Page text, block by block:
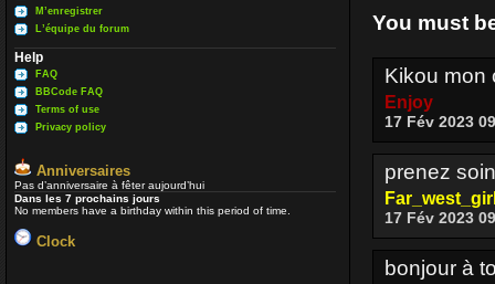
M’enregistrer
L’équipe du forum
Help
FAQ
BBCode FAQ
Terms of use
Privacy policy
Anniversaires
Pas d’anniversaire à fêter aujourd’hui
Dans les 7 prochains jours
No members have a birthday within this period of time.
Clock
You must
Kikou
Enjoy
17 Fév 2023
prenez
17 Fév 2023
bonjour à